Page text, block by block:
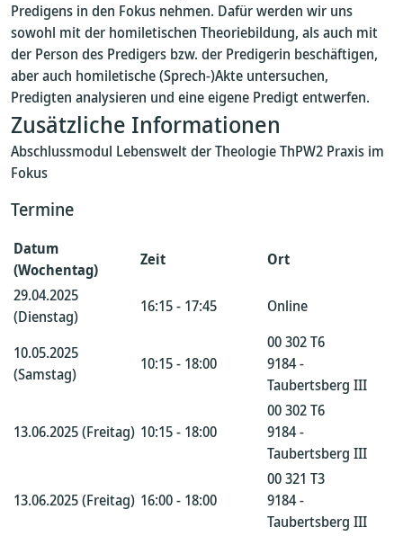
Predigens in den Fokus nehmen. Dafür werden wir uns
sowohl mit der homiletischen Theoriebildung, als auch mit
der Person des Predigers bzw. der Predigerin beschäftigen,
aber auch homiletische (Sprech-)Akte untersuchen,
Predigten analysieren und eine eigene Predigt entwerfen.
Zusätzliche Informationen
Abschlussmodul Lebenswelt der Theologie ThPW2 Praxis im
Fokus
Termine
Datum
(Wochentag)
Zeit
Ort
29.04.2025
(Dienstag)
16:15 - 17:45 Online
10.05.2025
(Samstag)
10:15 - 18:00
00 302 T6
9184 -
Taubertsberg III
13.06.2025 (Freitag) 10:15 - 18:00
00 302 T6
9184 -
Taubertsberg III
13.06.2025 (Freitag) 16:00 - 18:00
00 321 T3
9184 -
Taubertsberg III